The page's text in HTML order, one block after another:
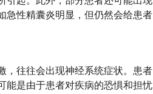
急性精囊炎明显，但仍然会给患者
，往往会出现神经系统症状。患者
能是由于患者对疾病的恐惧和担忧